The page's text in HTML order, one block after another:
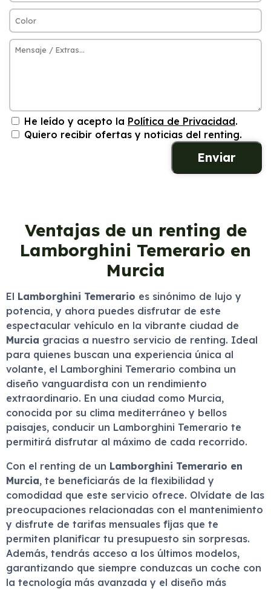
He leído y acepto la Política de Privacidad.
Quiero recibir ofertas y noticias del renting.
Ventajas de un renting de
Lamborghini Temerario en
Murcia
El Lamborghini Temerario es sinónimo de lujo y
potencia, y ahora puedes disfrutar de este
espectacular vehículo en la vibrante ciudad de
Murcia gracias a nuestro servicio de renting. Ideal
para quienes buscan una experiencia única al
volante, el Lamborghini Temerario combina un
diseño vanguardista con un rendimiento
extraordinario. En una ciudad como Murcia,
conocida por su clima mediterráneo y bellos
paisajes, conducir un Lamborghini Temerario te
permitirá disfrutar al máximo de cada recorrido.
Con el renting de un Lamborghini Temerario en
Murcia, te beneficiarás de la flexibilidad y
comodidad que este servicio ofrece. Olvídate de las
preocupaciones relacionadas con el mantenimiento
y disfrute de tarifas mensuales fijas que te
permiten planificar tu presupuesto sin sorpresas.
Además, tendrás acceso a los últimos modelos,
garantizando que siempre conduzcas un coche con
la tecnología más avanzada y el diseño más